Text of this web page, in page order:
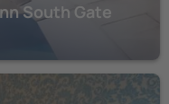
South Gate